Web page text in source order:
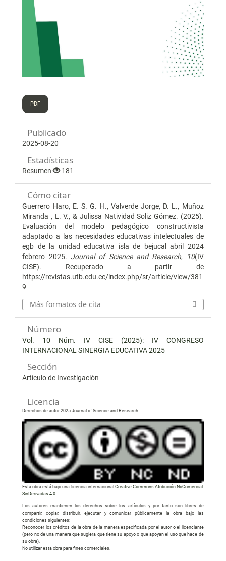
PDF
Publicado
2025-08-20
Estadísticas
Resumen 181
Cómo citar
Guerrero Haro, E. S. G. H., Valverde Jorge, D. L., Muñoz
Miranda , L. V., & Julissa Natividad Soliz Gómez. (2025).
Evaluación del modelo pedagógico constructivista
adaptado a las necesidades educativas intelectuales de
egb de la unidad educativa isla de bejucal abril 2024
febrero 2025. Journal of Science and Research, 10(IV
CISE). Recuperado a partir de
https://revistas.utb.edu.ec/index.php/sr/article/view/381
9
Más formatos de cita
Número
Vol. 10 Núm. IV CISE (2025): IV CONGRESO
INTERNACIONAL SINERGIA EDUCATIVA 2025
Sección
Artículo de Investigación
Licencia
Derechos de autor 2025 Journal of Science and Research
Esta obra está bajo una licencia internacionalCreative Commons Atribución-NoComercial-
SinDerivadas 4.0
Los autores mantienen los derechos sobre los artículos y por tanto son libres de
compartir, copiar, distribuir, ejecutar y comunicar públicamente la obra bajo las
condiciones siguientes:
Reconocer los créditos de la obra de la manera especificada por el autor o el licenciante
(pero no de una manera que sugiera que tiene su apoyo o que apoyan el uso que hace de
su obra).
No utilizar esta obra para fines comerciales.